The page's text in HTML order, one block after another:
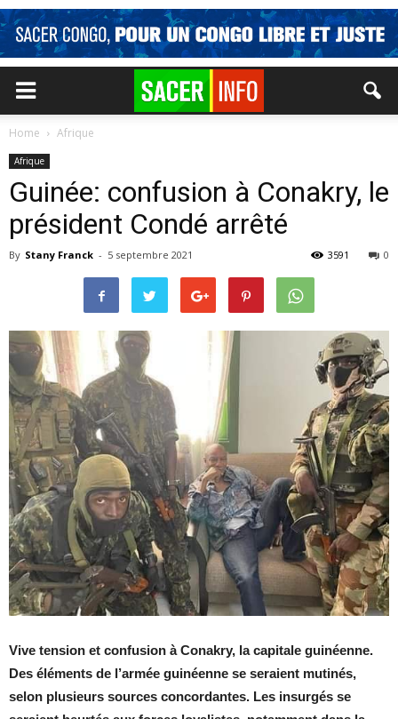
Home Afrique
Afrique
Guinée: confusion à Conakry, le
président Condé arrêté
By Stany Franck - 5 septembre 2021 0
3591
Vive tension et confusion à Conakry, la capitale guinéenne.
Des éléments de l’armée guinéenne se seraient mutinés,
selon plusieurs sources concordantes. Les insurgés se